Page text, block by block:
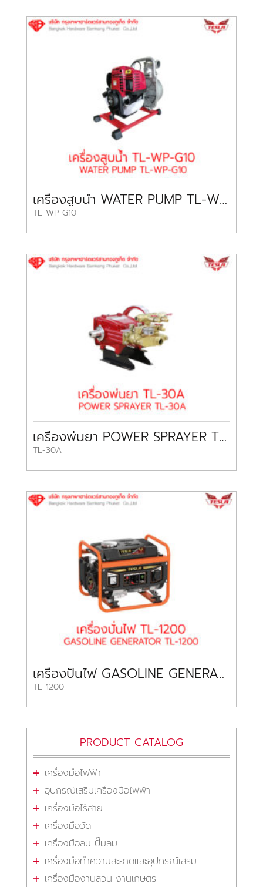
เครื่องสูบน้ำ WATER PUMP TL-WP-G10 TESLA
TL-WP-G10
เครื่องพ่นยา POWER SPRAYER TL-30A TESLA
TL-30A
เครื่องปั่นไฟ GASOLINE GENERATOR TL-1200
TL-1200
PRODUCT CATALOG
เครื่องมือไฟฟ้า
อุปกรณ์เสริมเครื่องมือไฟฟ้า
เครื่องมือไร้สาย
เครื่องมือวัด
เครื่องมือลม-ปั๊มลม
เครื่องมือทำความสะอาดและอุปกรณ์เสริม
เครื่องมืองานสวน-งานเกษตร